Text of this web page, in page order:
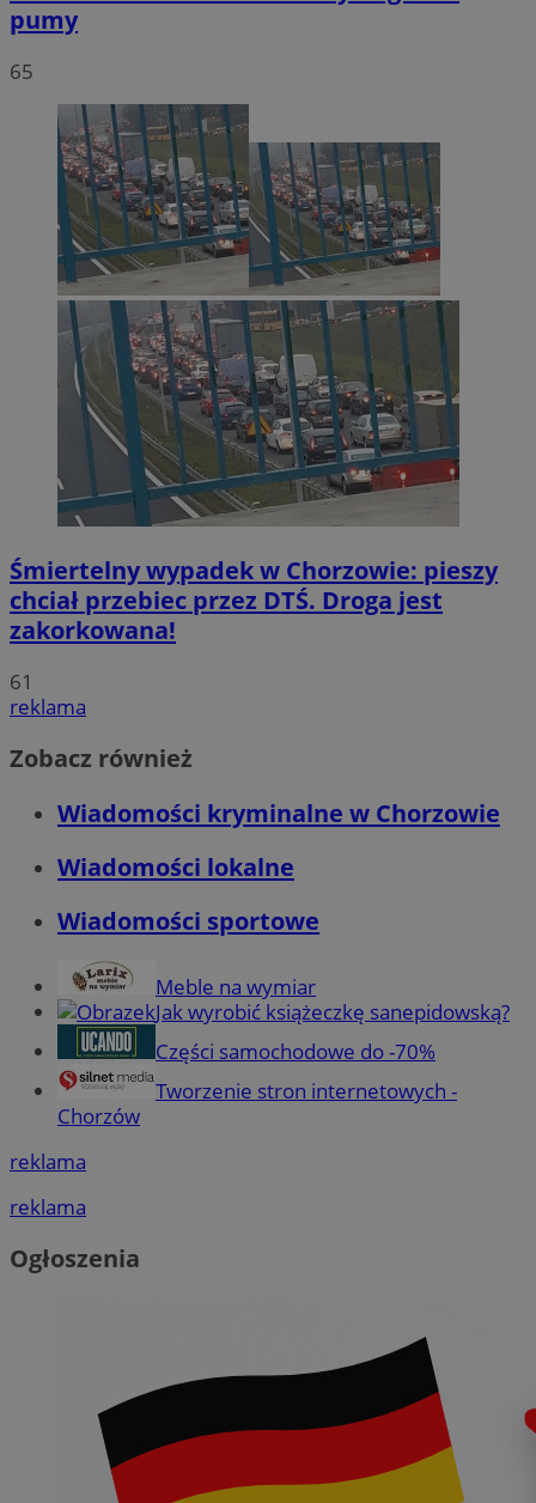
pumy
65
Śmiertelny wypadek w Chorzowie: pieszy
chciał przebiec przez DTŚ. Droga jest
zakorkowana!
61
reklama
Zobacz również
Wiadomości kryminalne w Chorzowie
Wiadomości lokalne
Wiadomości sportowe
Meble na wymiar
Jak wyrobić książeczkę sanepidowską?
Części samochodowe do -70%
Tworzenie stron internetowych -
Chorzów
reklama
reklama
Ogłoszenia